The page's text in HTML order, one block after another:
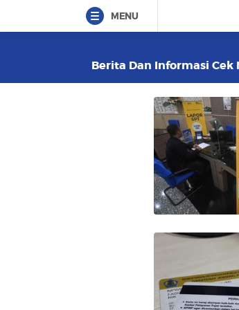
MENU
Berita Dan Informasi